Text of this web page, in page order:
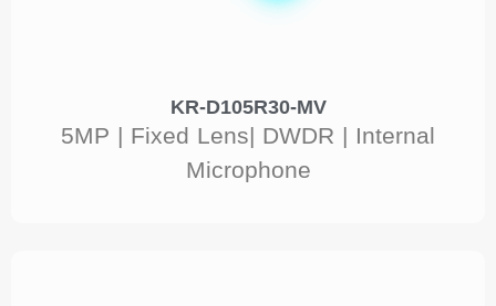
KR-D105R30-MV
5MP | Fixed Lens| DWDR | Internal
Microphone